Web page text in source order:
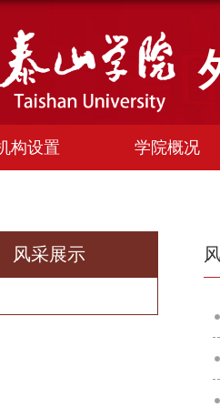
构设置 学院概况
风采展示